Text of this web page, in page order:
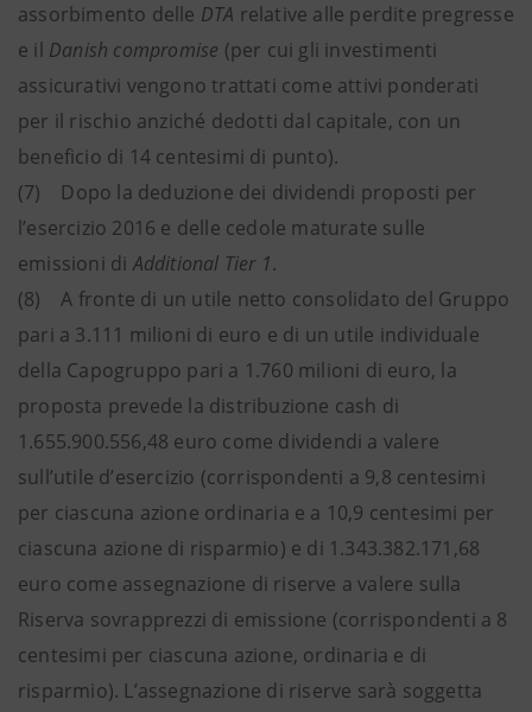
assorbimento delle DTA relative alle perdite pregresse
e il Danish compromise (per cui gli investimenti
assicurativi vengono trattati come attivi ponderati
per il rischio anziché dedotti dal capitale, con un
beneficio di 14 centesimi di punto).
(7) Dopo la deduzione dei dividendi proposti per
l’esercizio 2016 e delle cedole maturate sulle
emissioni diAdditional Tier 1.
(8) A fronte di un utile netto consolidato del Gruppo
pari a 3.111 milioni di euro e di un utile individuale
della Capogruppo pari a 1.760 milioni di euro, la
proposta prevede la distribuzione cash di
1.655.900.556,48 euro come dividendi a valere
sull’utile d’esercizio (corrispondenti a 9,8 centesimi
per ciascuna azione ordinaria e a 10,9 centesimi per
ciascuna azione di risparmio) e di 1.343.382.171,68
euro come assegnazione di riserve a valere sulla
Riserva sovrapprezzi di emissione (corrispondenti a 8
centesimi per ciascuna azione, ordinaria e di
risparmio). L’assegnazione di riserve sarà soggetta